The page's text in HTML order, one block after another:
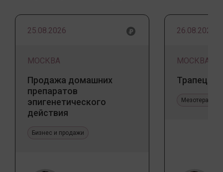
25.08.2026
МОСКВА
Продажа домашних
препаратов
эпигенетического
действия
Бизнес и продажи
26.08.2026
МОСКВА
Трапеция
Мезотерапия